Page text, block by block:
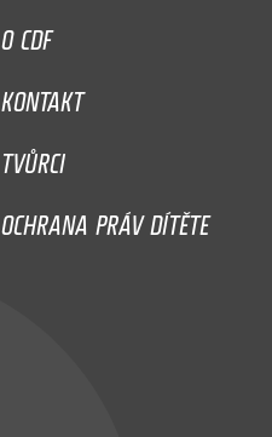
O CDF
KONTAKT
TVŮRCI
OCHRANA PRÁV DÍTĚTE